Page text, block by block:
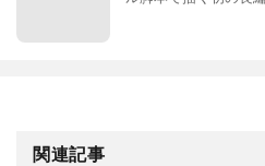
関連記事